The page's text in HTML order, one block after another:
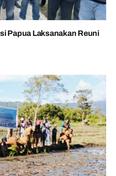
Papua Laksanakan Reuni